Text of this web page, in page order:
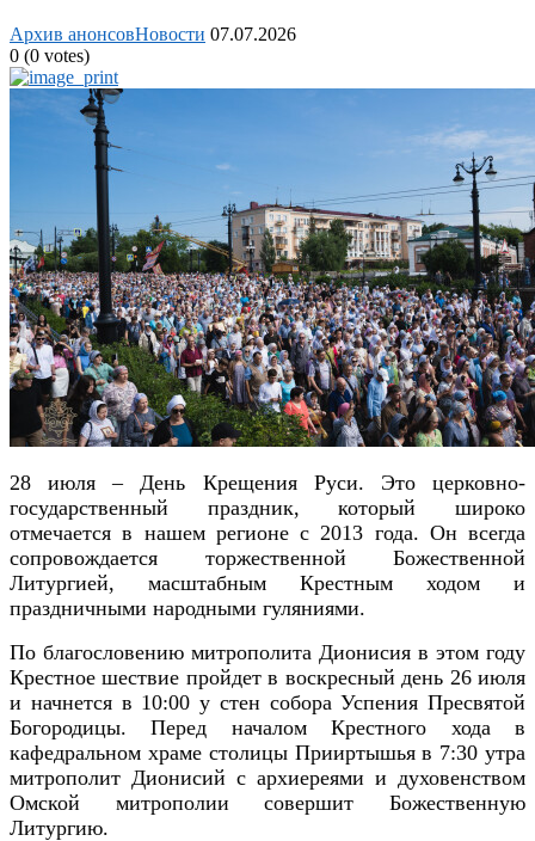
Архив анонсовНовости 07.07.2026
0 (0 votes)
28 июля – День Крещения Руси. Это церковно-
государственный праздник, который широко
отмечается в нашем регионе с 2013 года. Он всегда
сопровождается торжественной Божественной
Литургией, масштабным Крестным ходом и
праздничными народными гуляниями.
По благословению митрополита Дионисия в этом году
Крестное шествие пройдет в воскресный день 26 июля
и начнется в 10:00 у стен собора Успения Пресвятой
Богородицы. Перед началом Крестного хода в
кафедральном храме столицы Прииртышья в 7:30 утра
митрополит Дионисий с архиереями и духовенством
Омской митрополии совершит Божественную
Литургию.